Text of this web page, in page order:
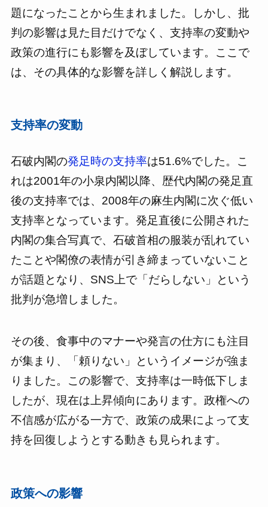
題になったことから生まれました。しかし、批
判の影響は見た目だけでなく、支持率の変動や
政策の進行にも影響を及ぼしています。ここで
は、その具体的な影響を詳しく解説します。
支持率の変動
石破内閣の発足時の支持率は51.6%でした。こ
れは2001年の小泉内閣以降、歴代内閣の発足直
後の支持率では、2008年の麻生内閣に次ぐ低い
支持率となっています。発足直後に公開された
内閣の集合写真で、石破首相の服装が乱れてい
たことや閣僚の表情が引き締まっていないこと
が話題となり、SNS上で「だらしない」という
批判が急増しました。
その後、食事中のマナーや発言の仕方にも注目
が集まり、「頼りない」というイメージが強ま
りました。この影響で、支持率は一時低下しま
したが、現在は上昇傾向にあります。政権への
不信感が広がる一方で、政策の成果によって支
持を回復しようとする動きも見られます。
政策への影響